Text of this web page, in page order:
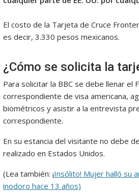
El costo de la Tarjeta de Cruce
es decir, 3.330 pesos mexicanos.
¿Cómo se solicita la
Para solicitar la BBC se debe llenar
correspondiente de visa americana,
biométricos y asistir a la entrevista
correspondiente.
En su estancia del visitante no debe
realizado en Estados Unidos.
(Lea también: ¡Insólito! Mujer halló su
inodoro hace 13 años)